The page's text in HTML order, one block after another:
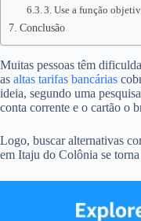
3. Use a função
Conclusão
Muitas pessoas têm
as altas tarifas bancárias
ideia, segundo uma
conta corrente e o cartão o
Logo, buscar alternativas
em Itaju do Colônia se